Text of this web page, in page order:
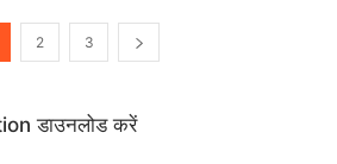
2 3
डाउनलोड करें